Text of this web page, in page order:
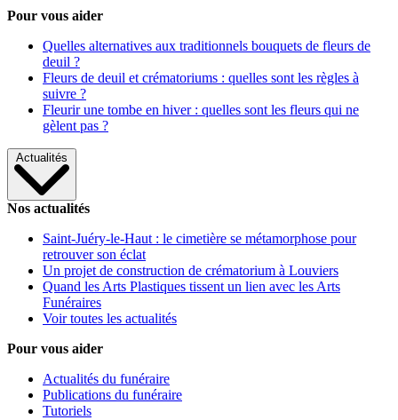
Pour vous aider
Quelles alternatives aux traditionnels bouquets de fleurs de
deuil ?
Fleurs de deuil et crématoriums : quelles sont les règles à
suivre ?
Fleurir une tombe en hiver : quelles sont les fleurs qui ne
gèlent pas ?
Actualités
Nos actualités
Saint-Juéry-le-Haut : le cimetière se métamorphose pour
retrouver son éclat
Un projet de construction de crématorium à Louviers
Quand les Arts Plastiques tissent un lien avec les Arts
Funéraires
Voir toutes les actualités
Pour vous aider
Actualités du funéraire
Publications du funéraire
Tutoriels